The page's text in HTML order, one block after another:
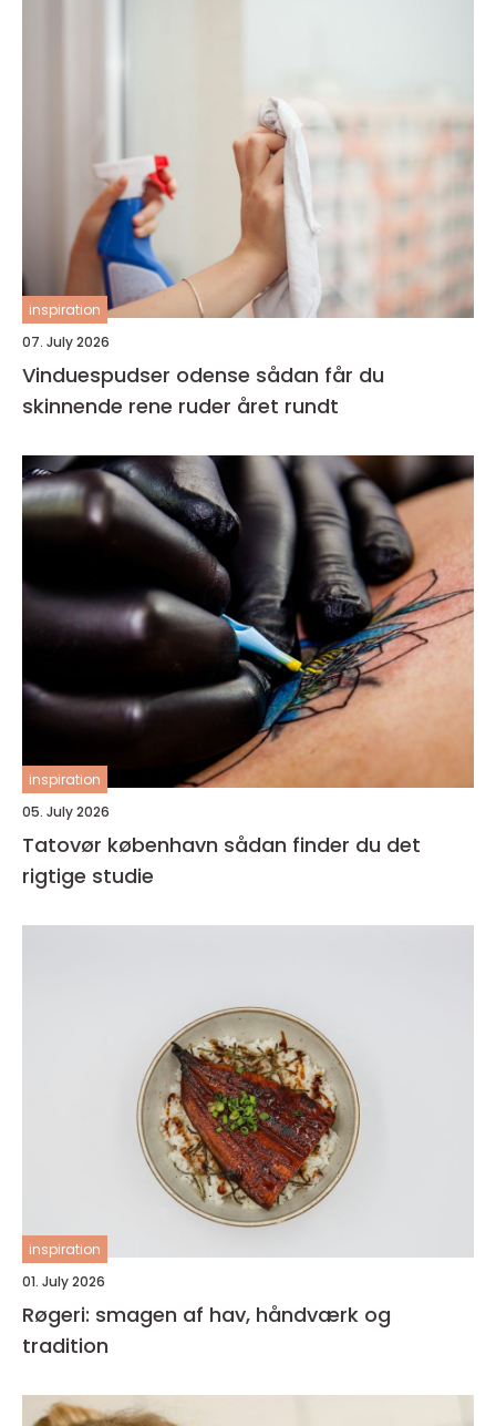
inspiration
07. July 2026
Vinduespudser odense sådan får du
skinnende rene ruder året rundt
inspiration
05. July 2026
Tatovør københavn sådan finder du det
rigtige studie
inspiration
01. July 2026
Røgeri: smagen af hav, håndværk og
tradition